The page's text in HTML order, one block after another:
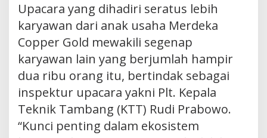
Upacara yang dihadiri seratus lebih
karyawan dari anak usaha Merdeka
Copper Gold mewakili segenap
karyawan lain yang berjumlah hampir
dua ribu orang itu, bertindak sebagai
inspektur upacara yakni Plt. Kepala
Teknik Tambang (KTT) Rudi Prabowo.
“Kunci penting dalam ekosistem